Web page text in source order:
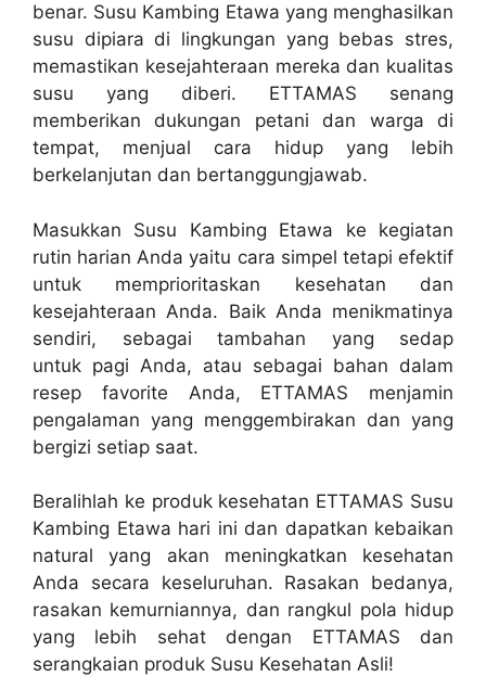
benar. Susu Kambing Etawa yang menghasilkan
susu dipiara di lingkungan yang bebas stres,
memastikan kesejahteraan mereka dan kualitas
susu yang diberi. ETTAMAS senang
memberikan dukungan petani dan warga di
tempat, menjual cara hidup yang lebih
berkelanjutan dan bertanggungjawab.
Masukkan Susu Kambing Etawa ke kegiatan
rutin harian Anda yaitu cara simpel tetapi efektif
untuk memprioritaskan kesehatan dan
kesejahteraan Anda. Baik Anda menikmatinya
sendiri, sebagai tambahan yang sedap
untuk pagi Anda, atau sebagai bahan dalam
resep favorite Anda, ETTAMAS menjamin
pengalaman yang menggembirakan dan yang
bergizi setiap saat.
Beralihlah ke produk kesehatan ETTAMAS Susu
Kambing Etawa hari ini dan dapatkan kebaikan
natural yang akan meningkatkan kesehatan
Anda secara keseluruhan. Rasakan bedanya,
rasakan kemurniannya, dan rangkul pola hidup
yang lebih sehat dengan ETTAMAS dan
serangkaian produk Susu Kesehatan Asli!